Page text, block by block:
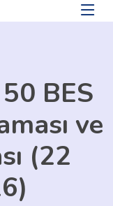
BES
ve
(22